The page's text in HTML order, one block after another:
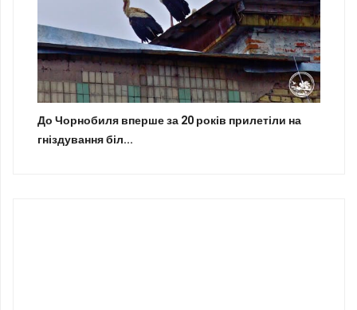
До Чорнобиля вперше за 20 років прилетіли на
гніздування біл...